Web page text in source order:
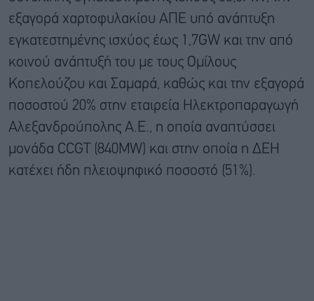
εξαγορά χαρτοφυλακίου ΑΠΕ υπό ανάπτυξη
εγκατεστημένης ισχύος έως 1,7GW και την από
κοινού ανάπτυξή του με τους Ομίλους
Κοπελούζου και Σαμαρά, καθώς και την εξαγορά
ποσοστού 20% στην εταιρεία Ηλεκτροπαραγωγή
Αλεξανδρούπολης Α.Ε., η οποία αναπτύσσει
μονάδα CCGT (840MW) και στην οποία η ΔΕΗ
κατέχει ήδη πλειοψηφικό ποσοστό (51%).